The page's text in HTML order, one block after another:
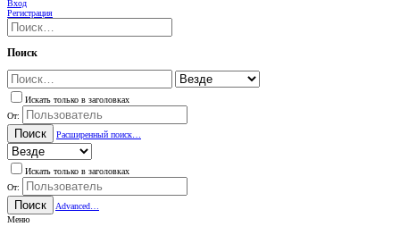
Вход
Регистрация
Поиск
Искать только в заголовках
От:
Поиск Расширенный поиск…
Искать только в заголовках
От:
Поиск
Advanced…
Меню